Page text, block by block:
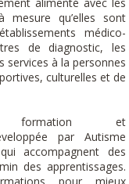
qu’elles sont
médico-
de diagnostic, les
services à la personnes
culturelles et de
et
par Autisme
accompagnent des
des apprentissages.